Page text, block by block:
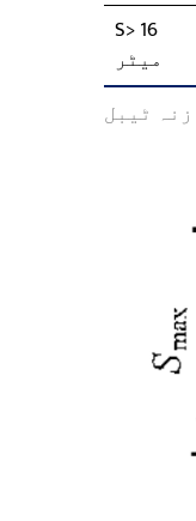
S> 16
میٹر
ٹیبل